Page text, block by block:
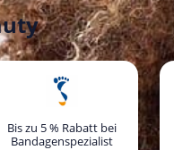
Bis zu 5 % Rabatt bei
Bandagenspezialist